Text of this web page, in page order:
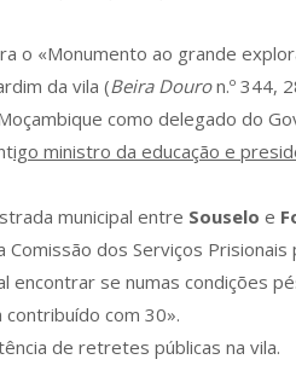
o «Monumento ao grande
da vila (Beira Douron.º 344,
como delegado do
igo ministro da educação e
municipal entre Souselo e
Comissão dos Serviços
encontrar se numas condições
com 30».
de retretes públicas na vila.